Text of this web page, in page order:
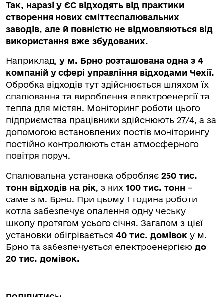
Так, наразі у ЄС відходять від практики
створення нових сміттєспалювальних
заводів, але й повністю не відмовляються від
використання вже збудованих.
Наприклад, у м. Брно розташована одна з 4
компаній у сфері управління відходами Чехії.
Обробка відходів тут здійснюється шляхом їх
спалювання та вироблення електроенергії та
тепла для містян. Моніторинг роботи цього
підприємства працівники здійснюють 27/4, а за
допомогою встановлених постів моніторингу
постійно контролюють стан атмосферного
повітря поруч.
Спалювальна установка обробляє 250 тис.
тонн відходів на рік, з них 100 тис. тонн –
саме з м. Брно. При цьому 1 година роботи
котла забезпечує опалення одну чеську
школу протягом усього січня. Загалом з цієї
установки обігрівається 40 тис. домівок у м.
Брно та забезпечується електроенергією до
20 тис. домівок.